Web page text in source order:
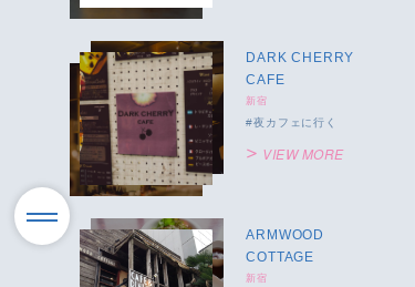
DARK CHERRY
CAFE
新宿
夜カフェに行く
VIEW MORE
ARMWOOD
COTTAGE
新宿